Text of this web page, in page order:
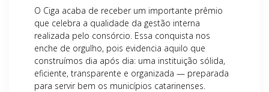
O Ciga acaba de receber um importante prêmio
que celebra a qualidade da gestão interna
realizada pelo consórcio. Essa conquista nos
enche de orgulho, pois evidencia aquilo que
construímos dia após dia: uma instituição sólida,
eficiente, transparente e organizada — preparada
para servir bem os municípios catarinenses.